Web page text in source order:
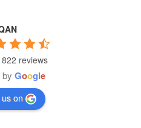
reviews
by Google
on